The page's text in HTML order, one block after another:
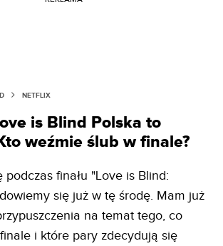
NETFLIX
is Blind Polska to
weźmie ślub w finale?
podczas finału "Love is Blind:
się już w tę środę. Mam już
na temat tego, co
i które pary zdecydują się